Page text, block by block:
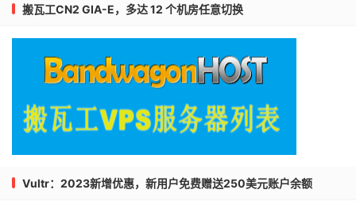
搬瓦工CN2 GIA-E，多达 12 个机房任意切换
Vultr：2023新增优惠，新用户免费赠送250美元账户余额